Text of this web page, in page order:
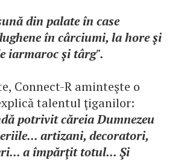
din palate în case
în cârciumi, la hore şi
iarmaroc şi târg".
Connect-R aminteşte o
talentul ţiganilor:
potrivit căreia Dumnezeu
artizani, decoratori,
a împărţit totul... Şi